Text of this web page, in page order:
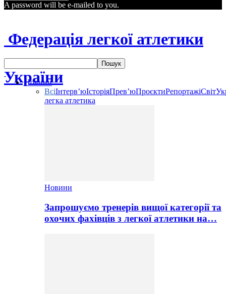
A password will be e-mailed to you.
Федерація легкої атлетики
України
Новини
ВсіІнтерв’юІсторіяПрев’юПроєктиРепортажіСвіт
легка атлетика
Новини
Запрошуємо тренерів вищої категорії та
охочих фахівців з легкої атлетики на…